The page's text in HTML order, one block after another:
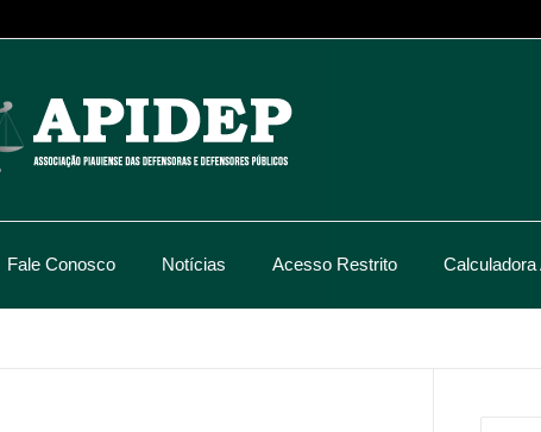
Fale Conosco Notícias Acesso Restrito Calculadora